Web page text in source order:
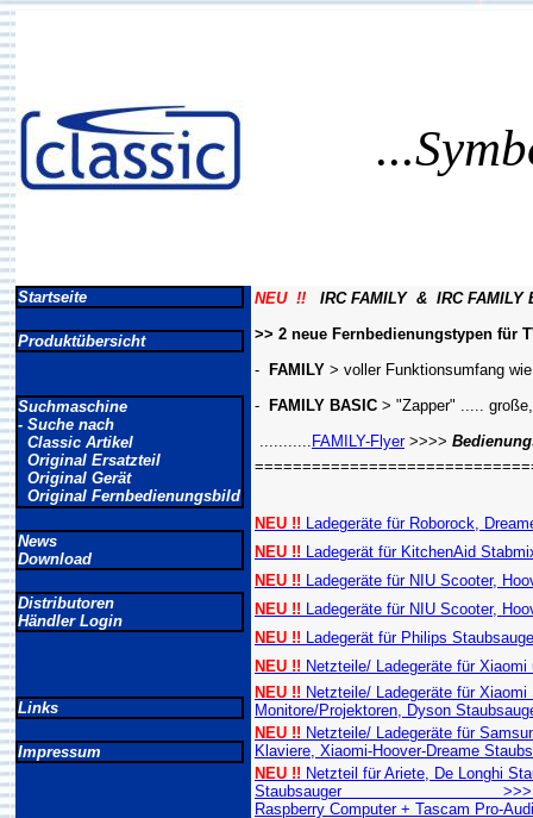
Startseite
Produktübersicht
Suchmaschine
- Suche nach
Classic Artikel
Original Ersatzteil
Original Gerät
Original Fernbedienungsbild
News
Download
Distributoren
Händler Login
Links
Impressum
NEU !! IRC FAMILY & IRC FAMILY
>> 2 neue Fernbedienungstypen für
-
FAMILY > voller Funktionsumfang
-
FAMILY BASIC > "Zapper" .....
........... FAMILY-Flyer>>>>
NEU !! Ladegeräte für Roborock,
NEU !! Ladegerät für KitchenAid
NEU !! Ladegeräte für NIU Scooter,
NEU !! Ladegeräte für NIU Scooter,
NEU !! Ladegerät für Philips
NEU !! Netzteile/ Ladegeräte für
NEU !! Netzteile/ Ladegeräte für
Monitore/Projektoren, Dyson
NEU !! Netzteile/ Ladegeräte für
Klaviere, Xiaomi-Hoover-Dreame
NEU !! Netzteil für Ariete, De Longhi
Staubsauger >>> Universal
Raspberry Computer + Tascam Pro-